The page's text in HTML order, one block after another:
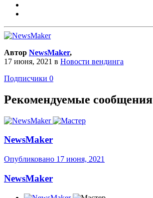
Автор NewsMaker,
17 июня, 2021 в Новости вендинга
Подписчики 0
Рекомендуемые сообщения
NewsMaker
Опубликовано 17 июня, 2021
NewsMaker